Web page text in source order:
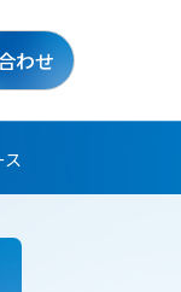
わせ
ス